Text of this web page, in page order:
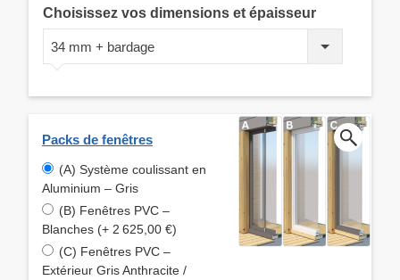
Choisissez vos dimensions et épaisseur
34 mm + bardage
Packs de fenêtres
(A) Système coulissant en
Aluminium – Gris
(B) Fenêtres PVC –
Blanches (+ 2 625,00 €)
(C) Fenêtres PVC –
Extérieur Gris Anthracite /